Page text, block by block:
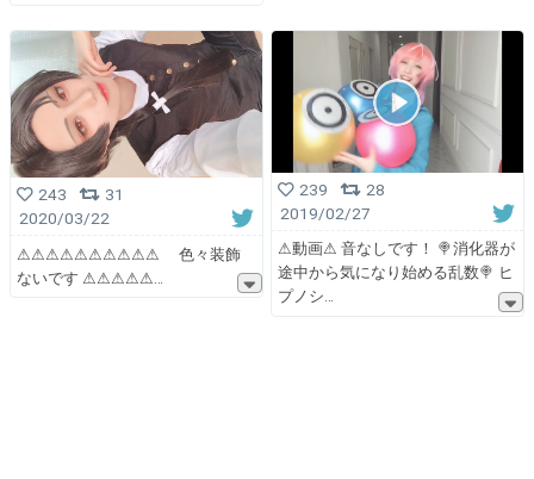
243
31
2020/03/22
⚠︎⚠︎⚠︎⚠︎⚠︎⚠︎⚠︎⚠︎⚠︎⚠︎ 色々装飾
ないです ⚠︎⚠︎⚠︎⚠︎⚠
239
28
2019/02/27
⚠︎動画⚠︎ 音なしです！ 🍭消化器が
途中から気になり始める乱数🍭 ヒ
プノシ